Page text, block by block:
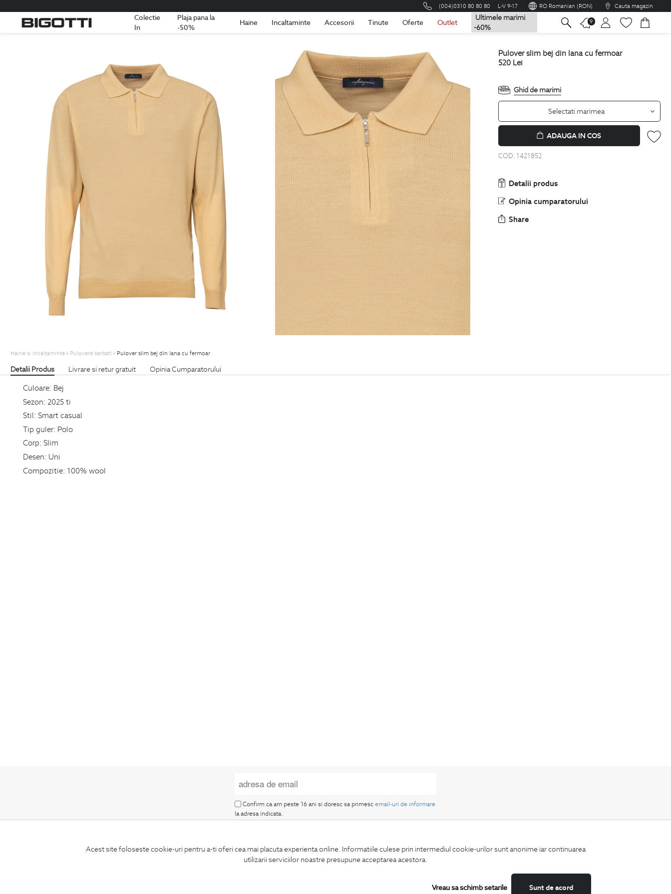
Acest site foloseste cookie-uri pentru a-ti oferi cea mai placuta experienta online. Informatiile culese prin intermediul cookie-urilor sunt anonime iar continuarea
utilizarii serviciilor noastre presupune acceptarea acestora.
Sunt de acord
Vreau sa schimb setarile
(004)0310 80 80 80 L-V 9-17 RO Romanian (RON) Cauta magazin
Colectie
In
Plaja pana la
-50%
Haine Incaltaminte Accesorii Tinute Oferte Outlet
Ultimele marimi
-60%
9
Romania Romana
pulover slim bej din lana cu fermoar
520 Lei
Ghid de marimi
Selectati marimea
ADAUGA IN COS
COD: 1421852
Detalii produs
Opinia cumparatorului
Share
Haine si Incaltaminte Pulovere barbati Pulover slim bej din lana cu fermoar
Detalii Produs Livrare si retur gratuit Opinia Cumparatorului
Culoare: Bej
Sezon: 2025 ti
Stil: Smart casual
Tip guler: Polo
Corp: Slim
Desen: Uni
Compozitie: 100% wool
ABONEAZA-TE
LA NEWSLETTER
Confirm ca am peste 16 ani si doresc sa primescemail-uri de informare
la adresa indicata.